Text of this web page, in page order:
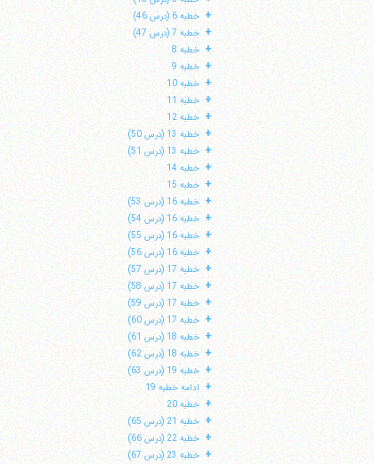
+ خطبه 6 (درس 46)
+ خطبه 7 (درس 47)
+ خطبه 8
+ خطبه 9
+ خطبه 10
+ خطبه 11
+ خطبه 12
+ خطبه 13 (درس 50)
+ خطبه 13 (درس 51)
+ خطبه 14
+ خطبه 15
+ خطبه 16 (درس 53)
+ خطبه 16 (درس 54)
+ خطبه 16 (درس 55)
+ خطبه 16 (درس 56)
+ خطبه 17 (درس 57)
+ خطبه 17 (درس 58)
+ خطبه 17 (درس 59)
+ خطبه 17 (درس 60)
+ خطبه 18 (درس 61)
+ خطبه 18 (درس 62)
+ خطبه 19 (درس 63)
+ ادامه خطبه 19
+ خطبه 20
+ خطبه 21 (درس 65)
+ خطبه 22 (درس 66)
+ خطبه 23 (درس 67)